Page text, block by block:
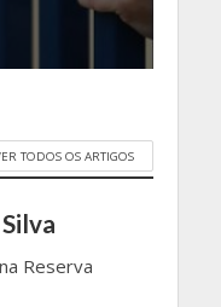
TODOS OS ARTIGOS
Reserva